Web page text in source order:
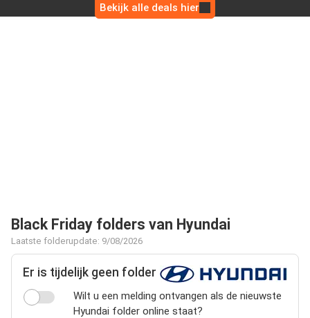
Bekijk alle deals hier
Black Friday folders van Hyundai
Laatste folderupdate: 9/08/2026
Er is tijdelijk geen folder
Wilt u een melding ontvangen als de nieuwste
Hyundai folder online staat?